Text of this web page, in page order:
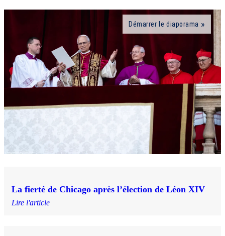
Démarrer le diaporama
La fierté de Chicago après l’élection de Léon XIV
Lire l'article